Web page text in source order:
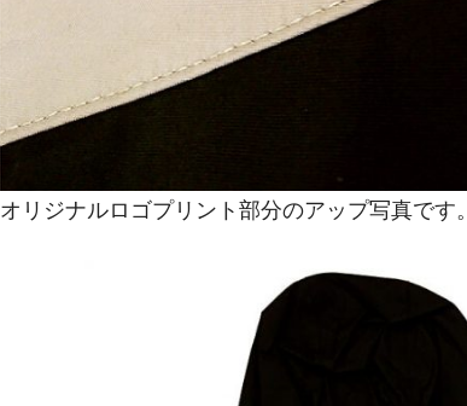
オリジナルロゴプリント部分のアップ写真です。